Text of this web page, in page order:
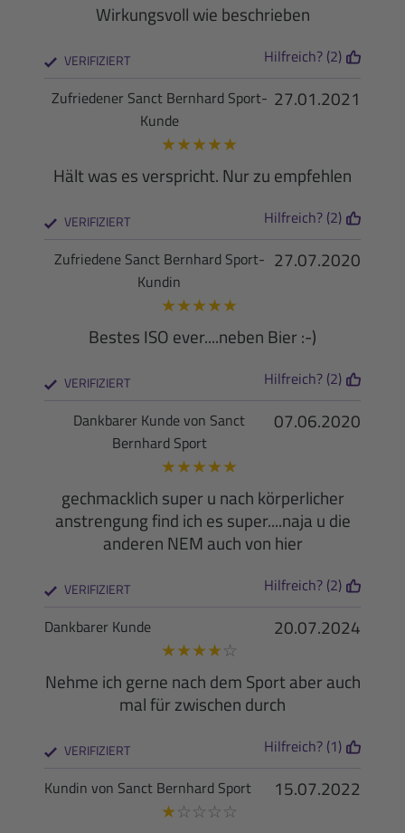
Wirkungsvoll wie beschrieben
VERIFIZIERT Hilfreich? (2)
27.01.2021
Zufriedener Sanct Bernhard Sport-
Kunde
★★★★★
Hält was es verspricht. Nur zu empfehlen
VERIFIZIERT Hilfreich? (2)
27.07.2020
Zufriedene Sanct Bernhard Sport-
Kundin
★★★★★
Bestes ISO ever....neben Bier :-)
VERIFIZIERT Hilfreich? (2)
07.06.2020
Dankbarer Kunde von Sanct
Bernhard Sport
★★★★★
gechmacklich super u nach körperlicher
anstrengung find ich es super....naja u die
anderen NEM auch von hier
VERIFIZIERT Hilfreich? (2)
20.07.2024
Dankbarer Kunde
★★★★ ☆
Nehme ich gerne nach dem Sport aber auch
mal für zwischen durch
VERIFIZIERT Hilfreich? (1)
15.07.2022
Kundin von Sanct Bernhard Sport
★ ☆ ☆ ☆ ☆